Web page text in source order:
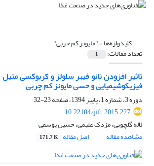
کلیدواژه‌ها =''مایونز کم چربی''
تعداد مقالات: 1
تاثیر افزودن نانو فیبر سلولز و کربوکسی
فیزیکوشیمیایی و حسی مایونز کم چربی
دوره 3، شماره 1، پاییز 1394، صفحه
23-32
10.22104/jift.2015.227
لاله گلچوبی، مزدک علیمی، حسین یوسفی
مشاهده مقاله
اصل مقاله 171.7 K